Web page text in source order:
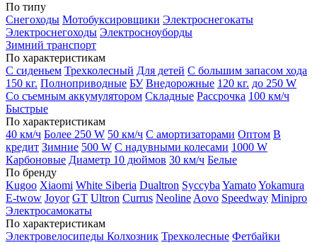
По типу
Снегоходы Мотобуксировщики Электроснегокаты
Электроснегоходы Электросноуборды
Зимний транспорт
По характеристикам
С сиденьем Трехколесный Для детей С большим запасом хода
150 кг. Полноприводные БУ Внедорожные 120 кг. до 250 W
Со съемным аккумулятором Складные Рассрочка 100 км/ч
Быстрые
По характеристикам
40 км/ч Более 250 W 50 км/ч С амортизаторами Оптом В
кредит Зимние 500 W С надувными колесами 1000 W
Карбоновые Диаметр 10 дюймов 30 км/ч Белые
По бренду
Kugoo Xiaomi White Siberia Dualtron Syccyba YamatoYokamura
E-twow Joyor GT Ultron Currus Neoline Aovo Speedway Minipro
Электросамокаты
По характеристикам
Электровелосипеды Колхозник Трехколесные Фетбайки